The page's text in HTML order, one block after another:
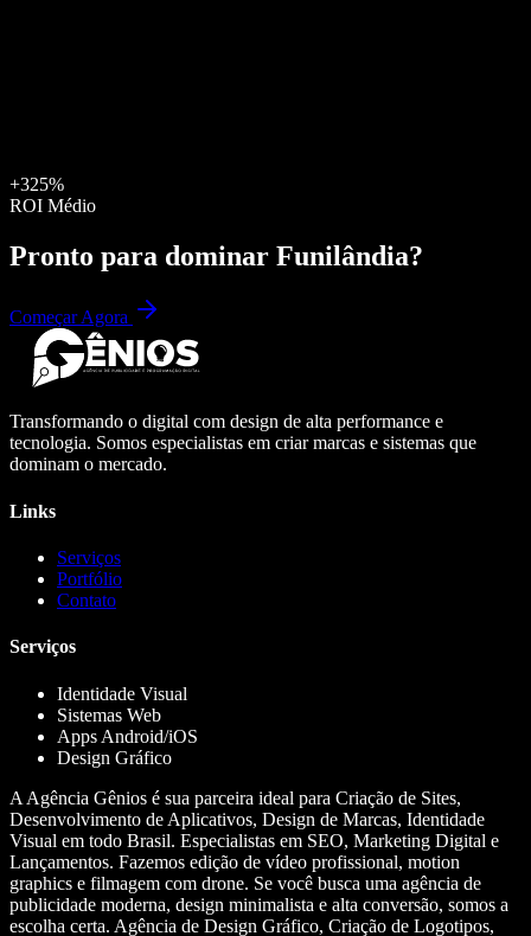
+325%
ROI Médio
Pronto para dominar Funilândia?
Começar Agora
Transformando o digital com design de alta performance e
tecnologia. Somos especialistas em criar marcas e sistemas que
dominam o mercado.
Links
Serviços
Portfólio
Contato
Serviços
Identidade Visual
Sistemas Web
Apps Android/iOS
Design Gráfico
A Agência Gênios é sua parceira ideal para Criação de Sites,
Desenvolvimento de Aplicativos, Design de Marcas, Identidade
Visual em todo Brasil. Especialistas em SEO, Marketing Digital e
Lançamentos. Fazemos edição de vídeo profissional, motion
graphics e filmagem com drone. Se você busca uma agência de
publicidade moderna, design minimalista e alta conversão, somos a
escolha certa. Agência de Design Gráfico, Criação de Logotipos,